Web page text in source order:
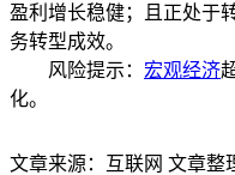
盈利增长稳健；且正处于
务转型成效。
风险提示： 宏观经济
化。
文章来源：互联网 文章整